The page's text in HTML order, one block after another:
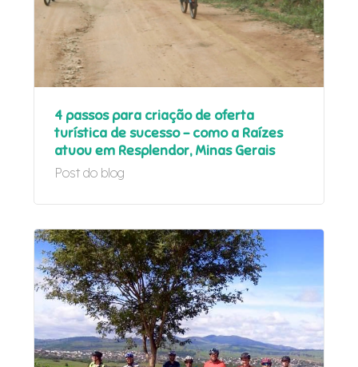
4 passos para criação de oferta
turística de sucesso – como a Raízes
atuou em Resplendor, Minas Gerais
Post do blog